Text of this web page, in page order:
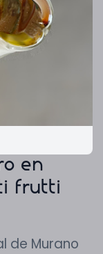
en
frutti
de Murano